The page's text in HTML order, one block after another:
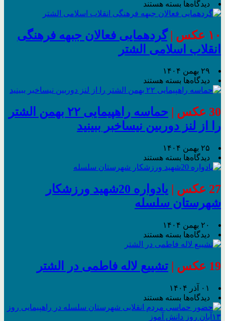
دیدگاه‌ها برای
کاروان
الشتر
بسته هستند
۱۰ عکس |
گردهمایی فعالان جبهه فرهنگی
انقلاب اسلامی الشتر
۲۹ بهمن ۱۴۰۴
دیدگاه‌ها برای
گردهمایی
جبهه
فرهنگی
انقلاب
الشتر
بسته هستند
30 عکس |
حماسه راهپیمایی ۲۲ بهمن الشتر
را از لنز دوربین نیساخبر ببینید
۲۵ بهمن ۱۴۰۴
دیدگاه‌ها برای
حماسه
۲۲
بهمن
الشتر
از
لنز
دوربین
ببینید
بسته هستند
27 عکس |
یادواره 20شهید ورزشکار
شهرستان سلسله
۲۰ بهمن ۱۴۰۴
دیدگاه‌ها برای
یادواره
ورزشکار
شهرستان
بسته هستند
19 عکس | تشییع‌ لاله‌ فاطمی در الشتر
۰۱ آذر ۱۴۰۴
دیدگاه‌ها برای
تشییع‌
لاله‌
بسته هستند